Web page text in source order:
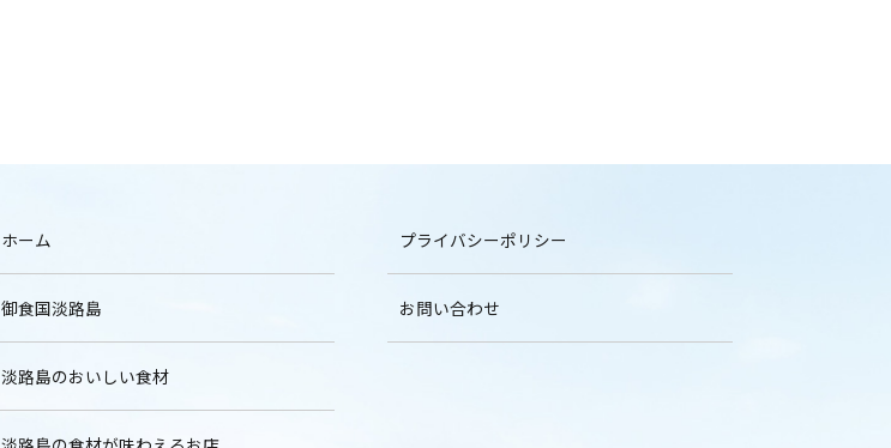
ホーム
御食国淡路島
淡路島のおいしい食材
プライバシーポリシー
お問い合わせ